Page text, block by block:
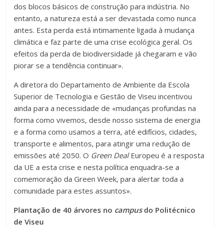
dos blocos básicos de construção para indústria. No
entanto, a natureza está a ser devastada como nunca
antes. Esta perda está intimamente ligada à mudança
climática e faz parte de uma crise ecológica geral. Os
efeitos da perda de biodiversidade já chegaram e vão
piorar se a tendência continuar».
A diretora do Departamento de Ambiente da Escola
Superior de Tecnologia e Gestão de Viseu incentivou
ainda para a necessidade de «mudanças profundas na
forma como vivemos, desde nosso sistema de energia
e a forma como usamos a terra, até edifícios, cidades,
transporte e alimentos, para atingir uma redução de
emissões até 2050. O Green DealEuropeu é a resposta
da UE a esta crise e nesta política enquadra-se a
comemoração da Green Week, para alertar toda a
comunidade para estes assuntos».
Plantação de 40 árvores no campusdo Politécnico
de Viseu